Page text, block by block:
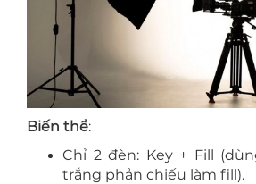
Biến thể:
Chỉ 2 đèn: Key + Fill
trắng phản chiếu làm fill).